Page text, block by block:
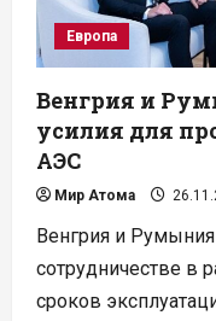
Европа
Венгрия и
усилия для
АЭС
Мир Атома
Венгрия и
сотрудничестве в
сроков